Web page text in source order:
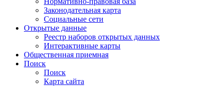
Законодательная карта
Социальные сети
Открытые данные
Реестр наборов открытых данных
Интерактивные карты
Общественная приемная
Поиск
Поиск
Карта сайта